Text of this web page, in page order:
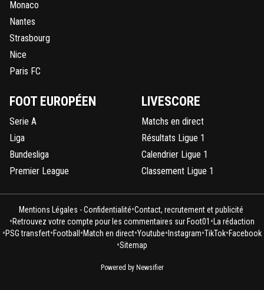
Monaco
Nantes
Strasbourg
Nice
Paris FC
FOOT EUROPÉEN
Serie A
Liga
Bundesliga
Premier League
LIVESCORE
Matchs en direct
Résultats Ligue 1
Calendrier Ligue 1
Classement Ligue 1
Mentions Légales - Confidentialité•Contact, recrutement et publicité
•Retrouvez votre compte pour les commentaires sur Foot01 • La rédaction
•PSG transfert•Football •Match en direct•Youtube• Instagram•TikTok•Facebook
•Sitemap
Powered by Newsifier